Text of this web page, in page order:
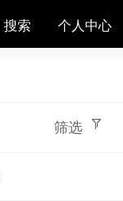
搜索 个人中心
筛选